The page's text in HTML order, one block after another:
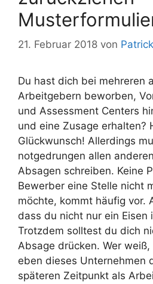
21. Februar 2018 von
Du hast dich bei mehreren
Arbeitgebern beworben,
und Assessment Centers
und eine Zusage erhalten?
Glückwunsch! Allerdings
notgedrungen allen
Absagen schreiben. Keine
Bewerber eine Stelle nicht
möchte, kommt häufig vor.
dass du nicht nur ein Eisen
Trotzdem solltest du dich
Absage drücken. Wer
eben dieses Unternehmen
späteren Zeitpunkt als